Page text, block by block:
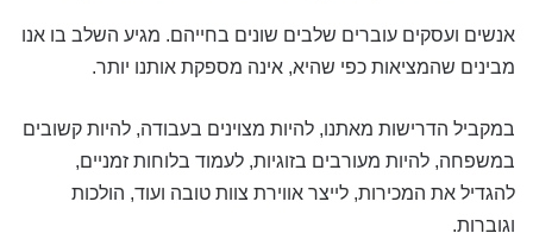
אנשים ועסקים עוברים שלבים שונים בחייהם. מגיע השלב בו אנו
מבינים שהמציאות כפי שהיא, אינה מספקת אותנו יותר.
במקביל הדרישות מאתנו, להיות מצוינים בעבודה, להיות קשובים
במשפחה, להיות מעורבים בזוגיות, לעמוד בלוחות זמניים,
להגדיל את המכירות, לייצר אווירת צוות טובה ועוד, הולכות
וגוברות.